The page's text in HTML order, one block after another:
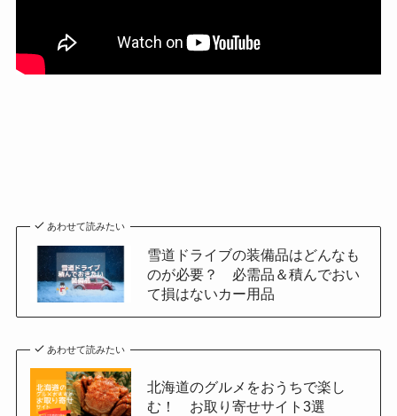
あわせて読みたい
雪道ドライブの装備品はどんなも
のが必要？ 必需品＆積んでおい
て損はないカー用品
あわせて読みたい
北海道のグルメをおうちで楽し
む！ お取り寄せサイト3選